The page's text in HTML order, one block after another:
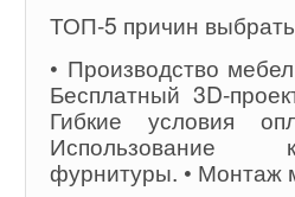
ТОП-5 причин
• Производство
Бесплатный 3D-
Гибкие условия
Использование
фурнитуры. • Монтаж